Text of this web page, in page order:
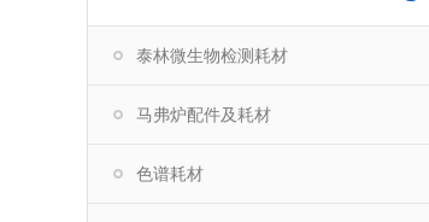
泰林微生物检测耗材
马弗炉配件及耗材
色谱耗材